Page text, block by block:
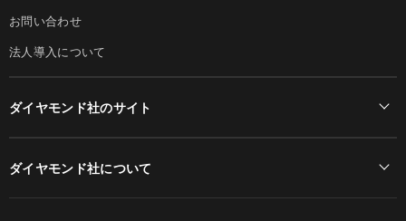
お問い合わせ
法人導入について
ダイヤモンド社のサイト
ダイヤモンド社について